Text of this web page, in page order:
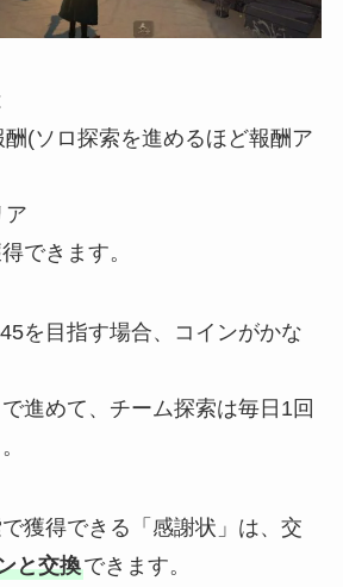
(ソロ探索を進めるほど報酬ア
ア
できます。
を目指す場合、コインがかな
進めて、 チーム探索は毎日1回
獲得できる「感謝状」は、交
と交換できます。